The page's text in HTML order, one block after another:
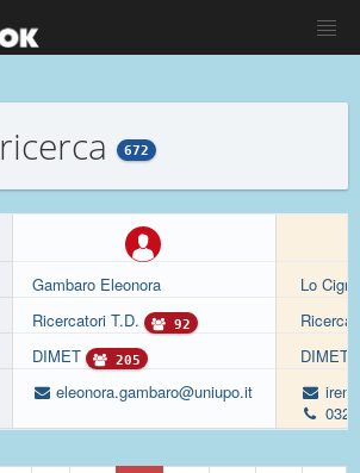
672
Gambaro Eleonora
Ricercatori T.D.
92
DIMET 205
eleonora.gambaro@uniupo.it
Lo
DIMET